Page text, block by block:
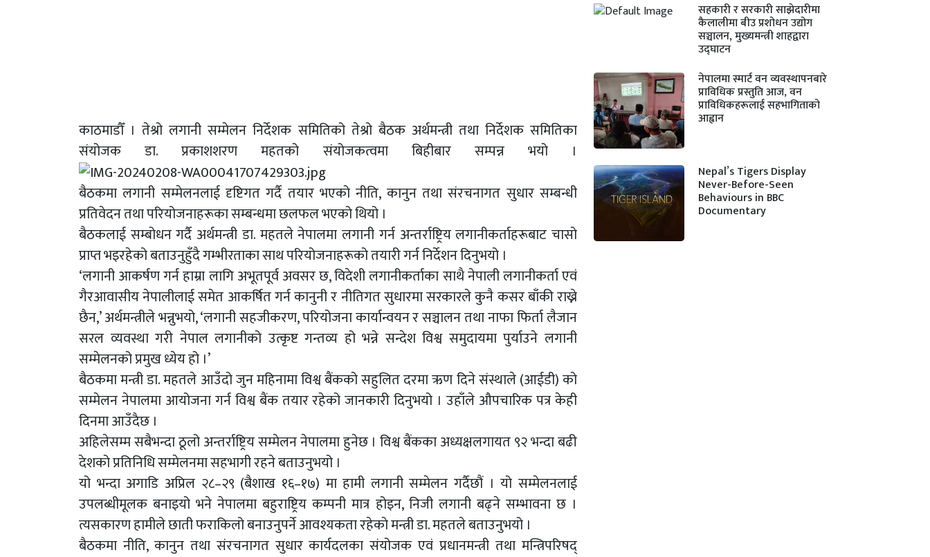
काठमाडौँ । तेश्रो लगानी सम्मेलन निर्देशक समितिको तेश्रो बैठक अर्थमन्त्री तथा निर्देशक समितिका
संयोजक डा. प्रकाशशरण महतको संयोजकत्वमा बिहीबार सम्पन्न भयो ।
बैठकमा लगानी सम्मेलनलाई दृष्टिगत गर्दै तयार भएको नीति, कानुन तथा संरचनागत सुधार सम्बन्धी
प्रतिवेदन तथा परियोजनाहरूका सम्बन्धमा छलफल भएको थियो ।
बैठकलाई सम्बोधन गर्दै अर्थमन्त्री डा. महतले नेपालमा लगानी गर्न अन्तर्राष्ट्रिय लगानीकर्ताहरूबाट चासो
प्राप्त भइरहेको बताउनुहुँदै गम्भीरताका साथ परियोजनाहरूको तयारी गर्न निर्देशन दिनुभयो ।
‘लगानी आकर्षण गर्न हाम्रा लागि अभूतपूर्व अवसर छ, विदेशी लगानीकर्ताका साथै नेपाली लगानीकर्ता एवं
गैरआवासीय नेपालीलाई समेत आकर्षित गर्न कानुनी र नीतिगत सुधारमा सरकारले कुनै कसर बाँकी राख्ने
छैन,’ अर्थमन्त्रीले भन्नुभयो, ‘लगानी सहजीकरण, परियोजना कार्यान्वयन र सञ्चालन तथा नाफा फिर्ता लैजान
सरल व्यवस्था गरी नेपाल लगानीको उत्कृष्ट गन्तव्य हो भन्ने सन्देश विश्व समुदायमा पुर्याउने लगानी
सम्मेलनको प्रमुख ध्येय हो ।’
बैठकमा मन्त्री डा. महतले आउँदो जुन महिनामा विश्व बैंकको सहुलित दरमा ऋण दिने संस्थाले (आईडी) को
सम्मेलन नेपालमा आयोजना गर्न विश्व बैंक तयार रहेको जानकारी दिनुभयो । उहाँले औपचारिक पत्र केही
दिनमा आउँदैछ ।
अहिलेसम्म सबैभन्दा ठूलो अन्तर्राष्ट्रिय सम्मेलन नेपालमा हुनेछ । विश्व बैंकका अध्यक्षलगायत ९२ भन्दा बढी
देशको प्रतिनिधि सम्मेलनमा सहभागी रहने बताउनुभयो ।
यो भन्दा अगाडि अप्रिल २८–२९ (बैशाख १६–१७) मा हामी लगानी सम्मेलन गर्दैछौं । यो सम्मेलनलाई
उपलब्धीमूलक बनाइयो भने नेपालमा बहुराष्ट्रिय कम्पनी मात्र होइन, निजी लगानी बढ्ने सम्भावना छ ।
त्यसकारण हामीले छाती फराकिलो बनाउनुपर्ने आवश्यकता रहेकाे मन्त्री डा. महतले बताउनुभयो ।
बैठकमा नीति, कानुन तथा संरचनागत सुधार कार्यदलका संयोजक एवं प्रधानमन्त्री तथा मन्त्रिपरिषद्
सहकारी र सरकारी साझेदारीमा
कैलालीमा बीउ प्रशोधन उद्योग
सञ्चालन, मुख्यमन्त्री शाहद्वारा
उद्घाटन
नेपालमा स्मार्ट वन व्यवस्थापनबारे
प्राविधिक प्रस्तुति आज, वन
प्राविधिकहरूलाई सहभागिताको
आह्वान
Nepal’s Tigers Display
Never-Before-Seen
Behaviours in BBC
Documentary